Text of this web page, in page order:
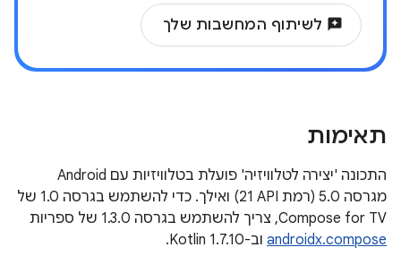
reviews
תאימות
התכונה 'יצירה לטלוויזיה' פועלת בטלוויזיות עם Android
מגרסה 5.0 (רמת API‏ 21) ואילך. כדי להשתמש בגרסה 1.0 של
Compose for TV, צריך להשתמש בגרסה 1.3.0 של ספריות
androidx.compose וב-Kotlin 1.7.10.